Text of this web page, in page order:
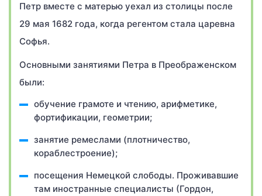
Петр вместе с матерью уехал из столицы после
29 мая 1682 года, когда регентом стала царевна
Софья.
Основными занятиями Петра в Преображенском
были:
обучение грамоте и чтению, арифметике,
фортификации, геометрии;
занятие ремеслами (плотничество,
кораблестроение);
посещения Немецкой слободы. Проживавшие
там иностранные специалисты (Гордон,